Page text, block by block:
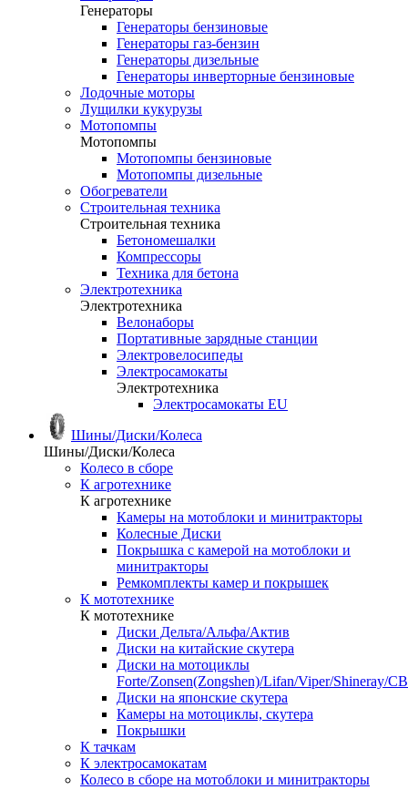
Генераторы
Генераторы бензиновые
Генераторы газ-бензин
Генераторы дизельные
Генераторы инверторные бензиновые
Лодочные моторы
Лущилки кукурузы
Мотопомпы
Мотопомпы
Мотопомпы бензиновые
Мотопомпы дизельные
Обогреватели
Строительная техника
Строительная техника
Бетономешалки
Компрессоры
Техника для бетона
Электротехника
Электротехника
Велонаборы
Портативные зарядные станции
Электровелосипеды
Электросамокаты
Электротехника
Электросамокаты EU
Шины/Диски/Колеса
Шины/Диски/Колеса
Колесо в сборе
К агротехнике
К агротехнике
Камеры на мотоблоки и минитракторы
Колесные Диски
Покрышка с камерой на мотоблоки и
минитракторы
Ремкомплекты камер и покрышек
К мототехнике
К мототехнике
Диски Дельта/Альфа/Актив
Диски на китайские скутера
Диски на мотоциклы
Forte/Zonsen(Zongshen)/Lifan/Viper/Shineray/CB
Диски на японские скутера
Камеры на мотоциклы, скутера
Покрышки
К тачкам
К электросамокатам
Колесо в сборе на мотоблоки и минитракторы